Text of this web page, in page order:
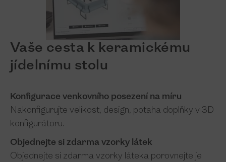
Vaše cesta k keramickému
jídelnímu stolu
Konfigurace venkovního posezení na míru
Nakonfigurujte velikost, design, potaha doplňky v 3D
konfigurátoru.
Objednejte si zdarma vzorky látek
Objednejte si zdarma vzorky láteka porovnejte je